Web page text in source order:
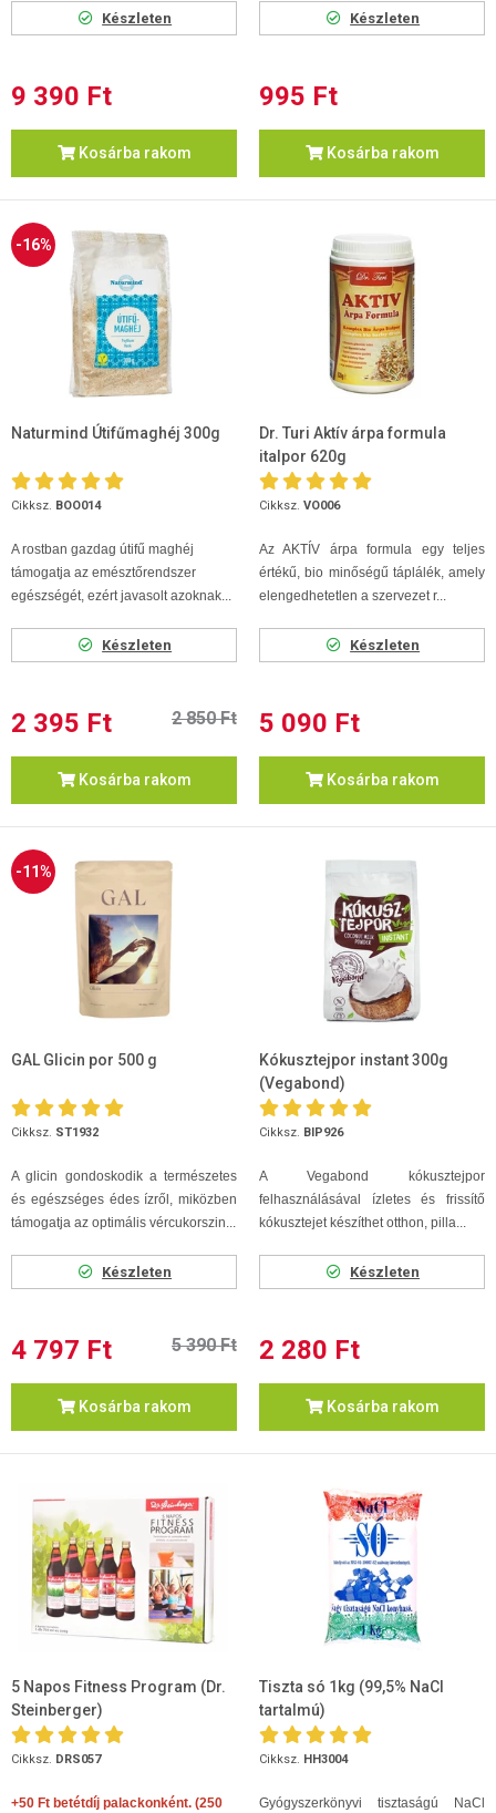
Készleten
9 390 Ft
Kosárba rakom
Készleten
995 Ft
Kosárba rakom
-16%
Naturmind Útifűmaghéj 300g
Cikksz. BOO014
A rostban gazdag útifű maghéj
támogatja az emésztőrendszer
egészségét, ezért javasolt azoknak...
Készleten
2 395 Ft 2 850 Ft
Kosárba rakom
Dr. Turi Aktív árpa formula
italpor 620g
Cikksz. VO006
Az AKTÍV árpa formula egy teljes
értékű, bio minőségű táplálék, amely
elengedhetetlen a szervezet r...
Készleten
5 090 Ft
Kosárba rakom
-11%
GAL Glicin por 500 g
Cikksz. ST1932
A glicin gondoskodik a természetes
és egészséges édes ízről, miközben
támogatja az optimális vércukorszin...
Készleten
4 797 Ft 5 390 Ft
Kosárba rakom
Kókusztejpor instant 300g
(Vegabond)
Cikksz. BIP926
A Vegabond kókusztejpor
felhasználásával ízletes és frissítő
kókusztejet készíthet otthon, pilla...
Készleten
2 280 Ft
Kosárba rakom
5 Napos Fitness Program (Dr.
Steinberger)
Cikksz. DRS057
+50 Ft betétdíj palackonként. (250
Tiszta só 1kg (99,5% NaCl
tartalmú)
Cikksz. HH3004
Gyógyszerkönyvi tisztaságú NaCl